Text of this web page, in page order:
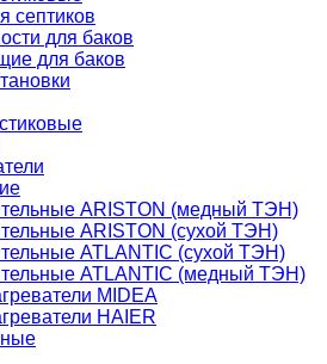
септиков
для баков
для баков
ARISTON (медный ТЭН)
ARISTON (сухой ТЭН)
ATLANTIC (сухой ТЭН)
ATLANTIC (медный ТЭН)
MIDEA
HAIER